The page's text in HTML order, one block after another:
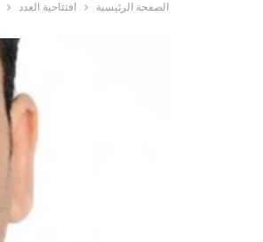
الصفحة الرئيسية افتتاحية العدد